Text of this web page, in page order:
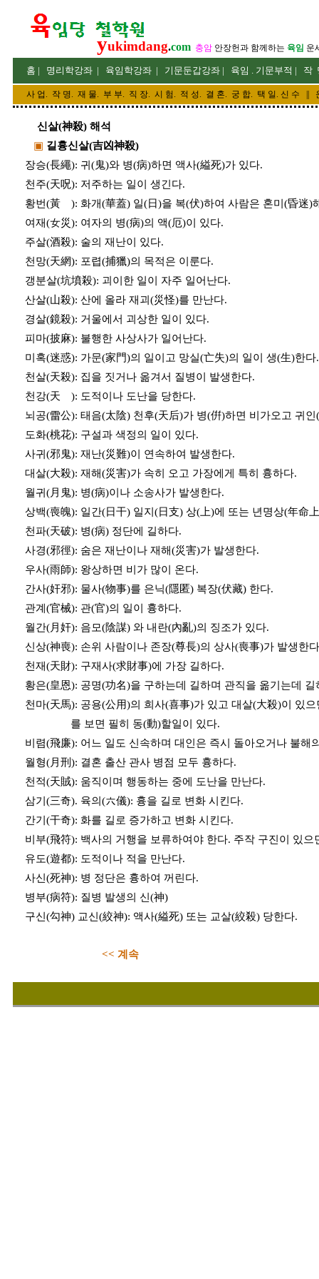
yukimdang.com 충암 안장헌과 함께하는 육임 운
홈 | 명리 학강좌 | 육임학강좌 | 기문둔갑강좌 | 육임 . 기문부적 | 작
사 업 . 작 명. 재 물. 부 부. 직 장. 시 험. 적 성. 결 혼. 궁 합. 택 일. 신 수
신살(神殺) 해석
▣ 길흉신살(吉凶神殺)
장승(長繩): 귀(鬼)와 병(病)하면 액사(縊死)가 있다.
천주(天呪): 저주하는 일이 생긴다.
황번(黃 ): 화개(華蓋) 일(日)을 복(伏)하여 사람은 혼미(昏迷)
여재(女災): 여자의 병(病)의 액(厄)이 있다.
주살(酒殺): 술의 재난이 있다.
천망(天網): 포렵(捕獵)의 목적은 이룬다.
갱분살(坑墳殺): 괴이한 일이 자주 일어난다.
산살(山殺): 산에 올라 재괴(災怪)를 만난다.
경살(鏡殺): 거울에서 괴상한 일이 있다.
피마(披麻): 불행한 사상사가 일어난다.
미혹(迷惑): 가문(家門)의 일이고 망실(亡失)의 일이 생(生)한다.
천살(天殺): 집을 짓거나 옮겨서 질병이 발생한다.
천강(天 ): 도적이나 도난을 당한다.
뇌공(雷公): 태음(太陰) 천후(天后)가 병(倂)하면 비가오고 귀
도화(桃花): 구설과 색정의 일이 있다.
사귀(邪鬼): 재난(災難)이 연속하여 발생한다.
대살(大殺): 재해(災害)가 속히 오고 가장에게 특히 흉하다.
월귀(月鬼): 병(病)이나 소송사가 발생한다.
상백(喪魄): 일간(日干) 일지(日支) 상(上)에 또는 년명상(年命
천파(天破): 병(病) 정단에 길하다.
사경(邪徑): 숨은 재난이나 재해(災害)가 발생한다.
우사(雨師): 왕상하면 비가 많이 온다.
간사(奸邪): 물사(物事)를 은닉(隱匿) 복장(伏藏) 한다.
관계(官械): 관(官)의 일이 흉하다.
월간(月奸): 음모(陰謀) 와 내란(內亂)의 징조가 있다.
신상(神喪): 손위 사람이나 존장(尊長)의 상사(喪事)가 발생한
천재(天財): 구재사(求財事)에 가장 길하다.
황은(皇恩): 공명(功名)을 구하는데 길하며 관직을 옮기는데 길
천마(天馬): 공용(公用)의 희사(喜事)가 있고 대살(大殺)이 있
를 보면 필히 동(動)할일이 있다.
비렴(飛廉): 어느 일도 신속하며 대인은 즉시 돌아오거나 불해
월형(月刑): 결혼 출산 관사 병점 모두 흉하다.
천적(天賊): 움직이며 행동하는 중에 도난을 만난다.
삼기(三奇). 육의(六儀): 흉을 길로 변화 시킨다.
간기(干奇): 화를 길로 증가하고 변화 시킨다.
비부(飛符): 백사의 거행을 보류하여야 한다. 주작 구진이 있으
유도(遊都): 도적이나 적을 만난다.
사신(死神): 병 정단은 흉하여 꺼린다.
병부(病符): 질병 발생의 신(神)
구신(勾神) 교신(絞神): 액사(縊死) 또는 교살(絞殺) 당한다.
<< 계속